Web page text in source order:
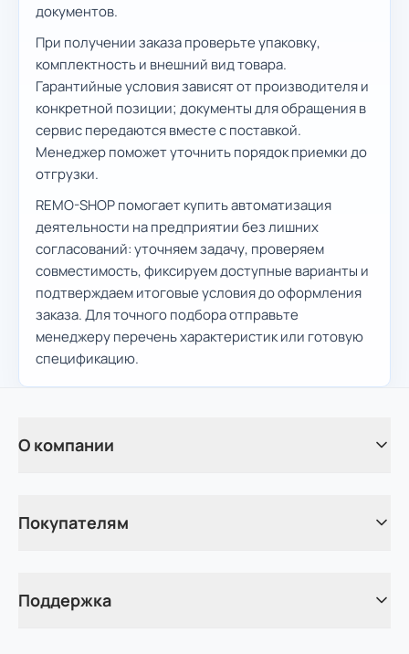
документов.
При получении заказа проверьте упаковку,
комплектность и внешний вид товара.
Гарантийные условия зависят от производителя и
конкретной позиции; документы для обращения в
сервис передаются вместе с поставкой.
Менеджер поможет уточнить порядок приемки до
отгрузки.
REMO-SHOP помогает купить автоматизация
деятельности на предприятии без лишних
согласований: уточняем задачу, проверяем
совместимость, фиксируем доступные варианты и
подтверждаем итоговые условия до оформления
заказа. Для точного подбора отправьте
менеджеру перечень характеристик или готовую
спецификацию.
О компании
Покупателям
Поддержка